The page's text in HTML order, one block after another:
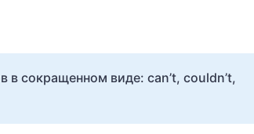
в сокращенном виде: can’t, couldn’t,